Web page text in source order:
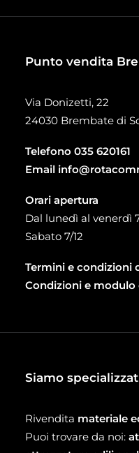
Punto vendita
Via Donizetti, 22
24030 Brembate di
Telefono 035 620161
Email
Orari apertura
Dal lunedì al venerdì
Sabato 7/12
Termini e condizioni
Condizioni e modulo
Siamo
Rivendita materiale
Puoi trovare da noi: